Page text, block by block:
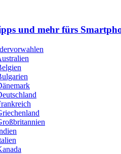
und mehr fürs